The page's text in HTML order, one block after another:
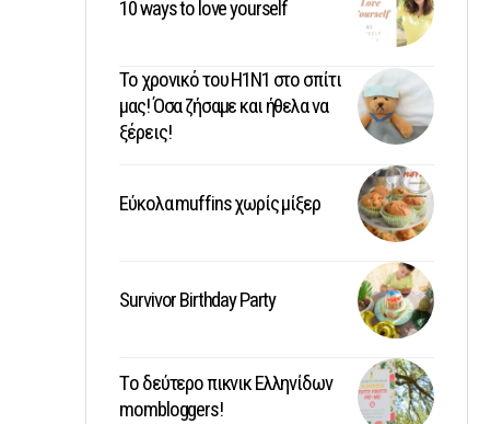
10 ways to love yourself
Το χρονικό του Η1Ν1 στο σπίτι
μας! Όσα ζήσαμε και ήθελα να
ξέρεις!
Εύκολα muffins χωρίς μίξερ
Survivor Birthday Party
Tο δεύτερο πικνικ Ελληνίδων
mombloggers!